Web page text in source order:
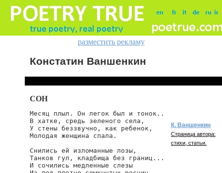
разместить рекламу
Констатин Ваншенкин
СОН
Месяц плыл. Он легок был и тонок..
В хатке, средь зеленого села,
У стены беззвучно, как ребенок,
Молодая женщина спала.
Снились ей изломанные лозы,
Танков гул, кладбища без границ...
И сочились медленные слезы
К. Ваншенкин
Страница автора:
стихи, статьи.